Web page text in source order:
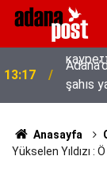
13:17
şahıs
Anasayfa
Yükselen Yıldızı :